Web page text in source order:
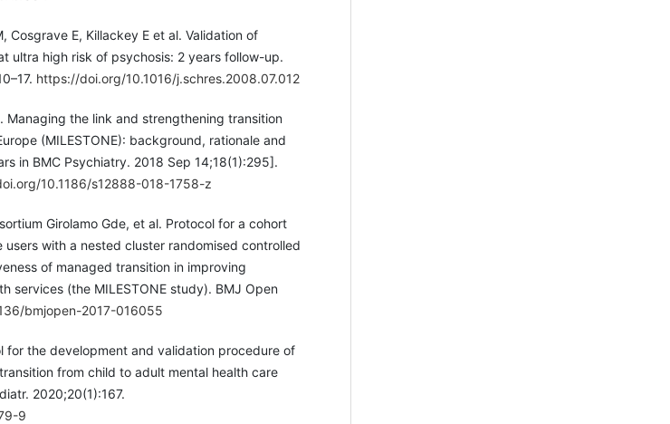
Cosgrave E, Killackey E et al. Validation of
ultra high risk of psychosis: 2 years follow-up.
https://doi.org/10.1016/j.schres.2008.07.012
Managing the link and strengthening transition
(MILESTONE): background, rationale and
in BMC Psychiatry. 2018 Sep 14;18(1):295].
10.1186/s12888-018-1758-z
Girolamo Gde, et al. Protocol for a cohort
with a nested cluster randomised controlled
of managed transition in improving
services (the MILESTONE study). BMJ Open
bmjopen-2017-016055
for the development and validation procedure of
from child to adult mental health care
2020;20(1):167.
9